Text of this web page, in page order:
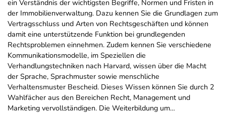
ein Verständnis der wichtigsten Begriffe, Normen und Fristen in
der Immobilienverwaltung. Dazu kennen Sie die Grundlagen zum
Vertragsschluss und Arten von Rechtsgeschäften und können
damit eine unterstützende Funktion bei grundlegenden
Rechtsproblemen einnehmen. Zudem kennen Sie verschiedene
Kommunikationsmodelle, im Speziellen die
Verhandlungstechniken nach Harvard, wissen über die Macht
der Sprache, Sprachmuster sowie menschliche
Verhaltensmuster Bescheid. Dieses Wissen können Sie durch 2
Wahlfächer aus den Bereichen Recht, Management und
Marketing vervollständigen. Die Weiterbildung um…